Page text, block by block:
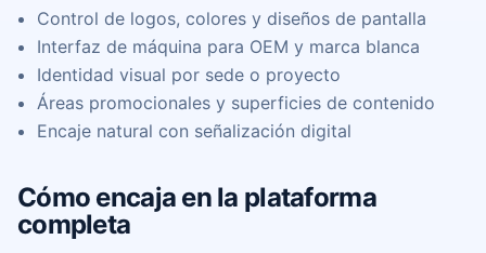
Control de logos, colores y diseños de pantalla
Interfaz de máquina para OEM y marca blanca
Identidad visual por sede o proyecto
Áreas promocionales y superficies de contenido
Encaje natural con señalización digital
Cómo encaja en la plataforma
completa